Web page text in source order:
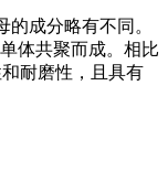
成分略有不同。
体共聚而成。相比
耐磨性，且具有